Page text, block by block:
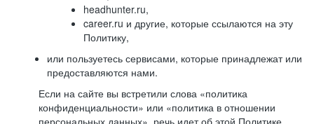
headhunter.ru,
career.ru и другие, которые ссылаются на эту
Политику,
или пользуетесь сервисами, которые принадлежат или
предоставляются нами.
Если на сайте вы встретили слова «политика
конфиденциальности» или «политика в отношении
персональных данных», речь идет об этой Политике.